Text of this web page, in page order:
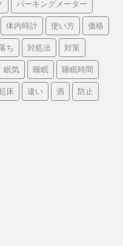
パーキングメーター
体内時計 使い方 価格
ち 対処法 対策
眠気 睡眠 睡眠時間
床 違い 酒 防止